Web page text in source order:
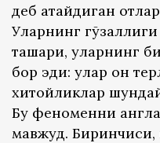
деб атайдиган
Уларнинг
ташқари, уларнинг
бор эди: улар қон
хитойликлар
Бу феноменни
мавжуд.